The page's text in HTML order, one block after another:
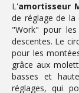
L'amortisseur
de réglage de
"Work" pour
descentes. Le
pour les
grâce aux
basses et
réglages, qui